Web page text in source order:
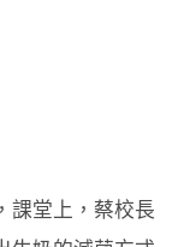
課堂上，蔡校長